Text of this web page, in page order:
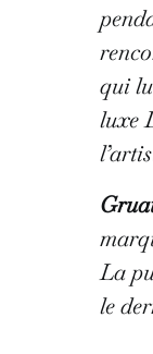
qui
luxe
La
le